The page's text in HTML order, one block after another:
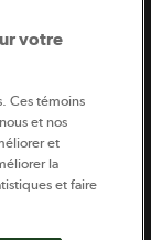
Coopératif.
agricole
votre
Ces témoins
et nos
et
la
et faire